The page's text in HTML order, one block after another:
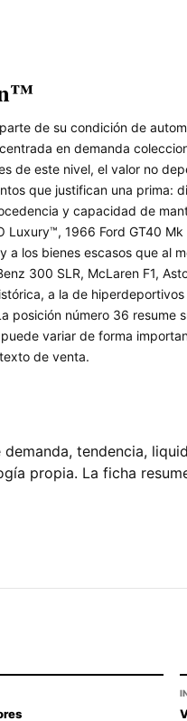
de su condición de
en demanda
de este nivel, el valor no
que justifican una prima:
y capacidad de
Luxury™, 1966 Ford GT40
los bienes escasos que al
300 SLR, McLaren F1,
a la de
posición número 36 resume
variar de forma
de venta.
tendencia,
propia. La ficha